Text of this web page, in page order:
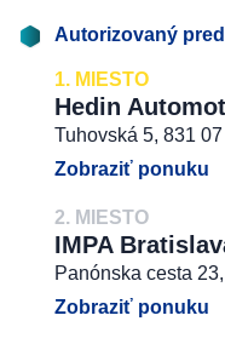
Autorizovaný
1. MIESTO
Hedin
Tuhovská 5, 831
Zobraziť ponuku
2. MIESTO
IMPA
Panónska cesta
Zobraziť ponuku